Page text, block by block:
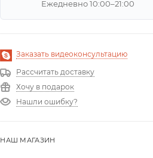
Ежедневно 10:00–21:00
Заказать видеоконсультацию
Рассчитать доставку
Хочу в подарок
Нашли ошибку?
НАШ МАГАЗИН